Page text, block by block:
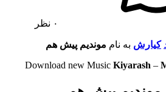
کیارش به نام موندیم پیش هم
Download new Music Kiyarash –